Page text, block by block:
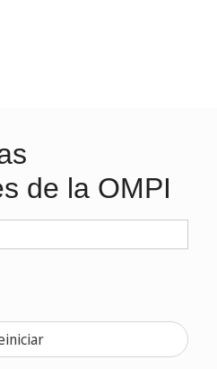
de la OMPI